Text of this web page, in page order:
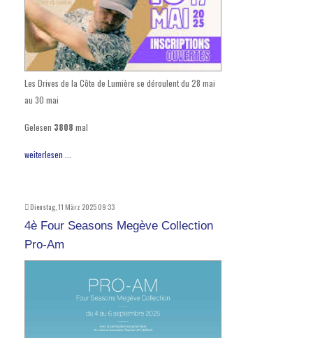
Les Drives de la Côte de Lumière se déroulent du 28 mai
au 30 mai
Gelesen 3808 mal
weiterlesen ...
Dienstag, 11 März 2025 09:33
4è Four Seasons Megève Collection
Pro-Am